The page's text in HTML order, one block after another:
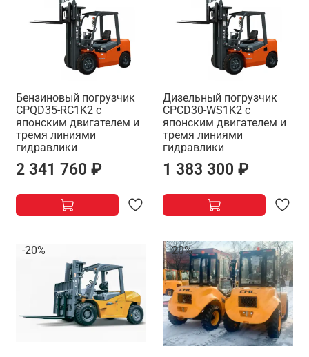
Бензиновый погрузчик
CPQD35-RC1K2 с
японским двигателем и
тремя линиями
гидравлики
2 341 760 ₽
Дизельный погрузчик
CPCD30-WS1K2 с
японским двигателем и
тремя линиями
гидравлики
1 383 300 ₽
-20% -20%